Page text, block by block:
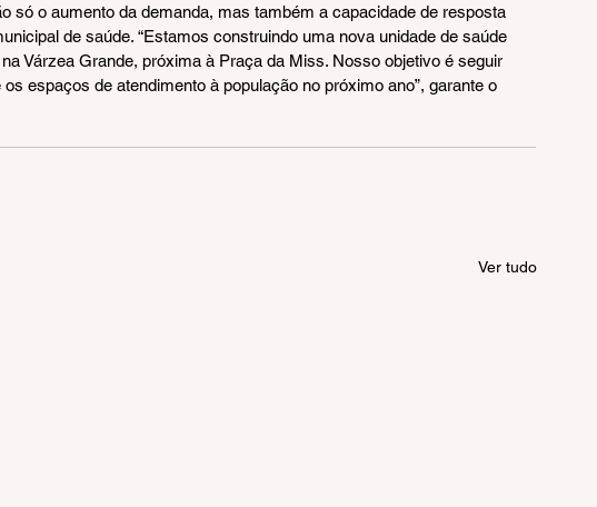
só o aumento da demanda, mas também a capacidade de resposta
de saúde. “Estamos construindo uma nova unidade de saúde
Várzea Grande, próxima à Praça da Miss. Nosso objetivo é seguir
espaços de atendimento à população no próximo ano”, garante o
Ver tudo